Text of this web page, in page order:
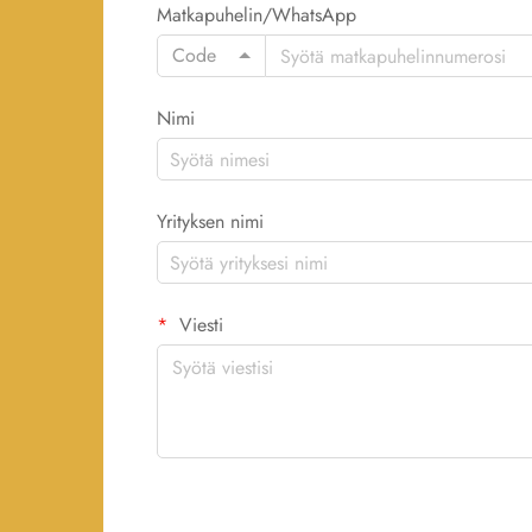
Matkapuhelin/WhatsApp
Code
Nimi
Yrityksen nimi
Viesti